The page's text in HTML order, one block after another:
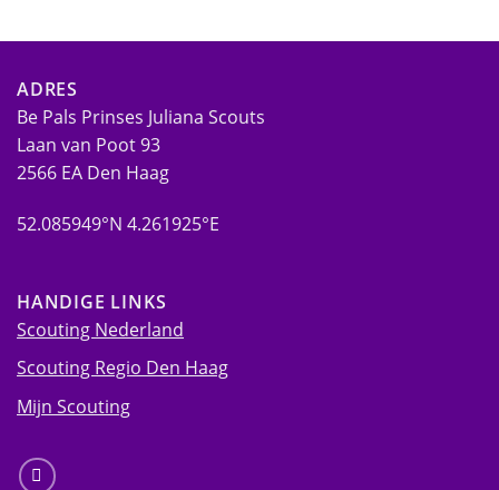
ADRES
Be Pals Prinses Juliana Scouts
Laan van Poot 93
2566 EA Den Haag
52.085949°N 4.261925°E
HANDIGE LINKS
Scouting Nederland
Scouting Regio Den Haag
Mijn Scouting